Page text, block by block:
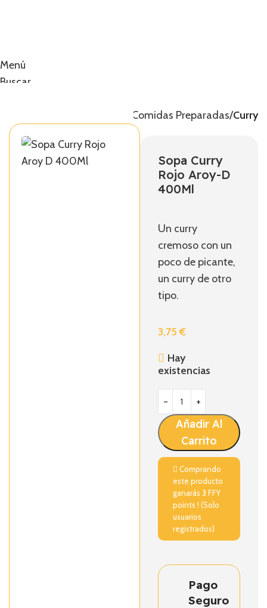
Menú
Buscar
Comidas Preparadas Curry
Sopa Curry
Rojo Aroy-D
400Ml
Un curry
cremoso con un
poco de picante,
un curry de otro
tipo.
3,75€
Hay
existencias
Añadir Al
Carrito
Comprando
este producto
ganarás3 FFY
points ! (Solo
usuarios
registrados)
Pago
Seguro